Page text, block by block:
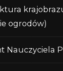
ogrodów)
Nauczyciela